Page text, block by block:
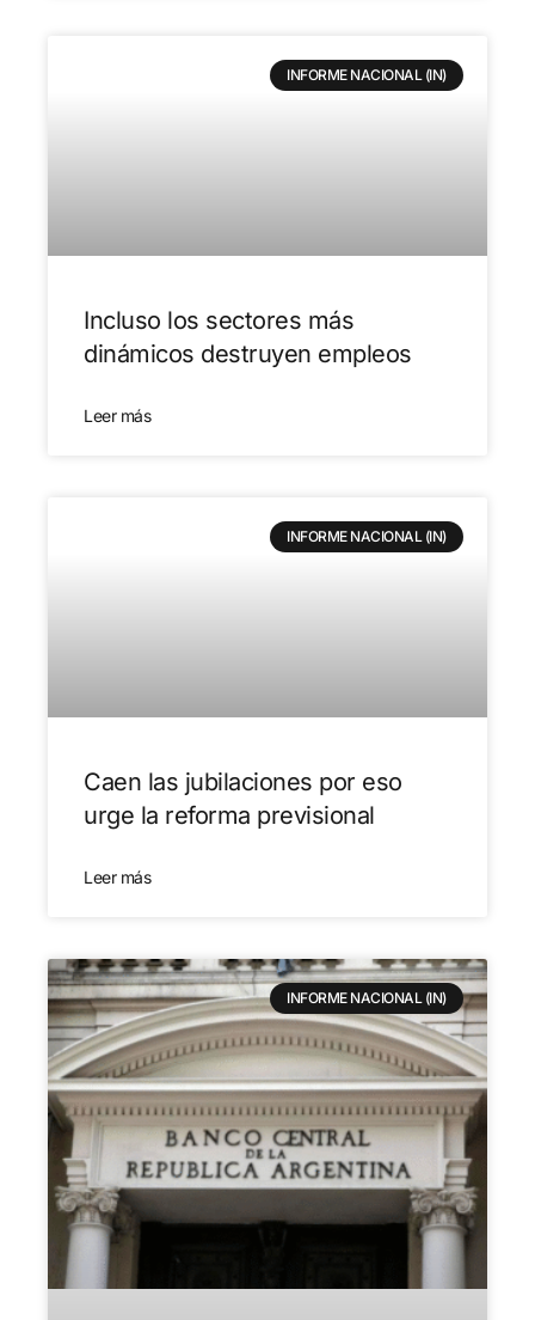
INFORME NACIONAL (IN)
Incluso los sectores más
dinámicos destruyen empleos
Leer más
INFORME NACIONAL (IN)
Caen las jubilaciones por eso
urge la reforma previsional
Leer más
INFORME NACIONAL (IN)